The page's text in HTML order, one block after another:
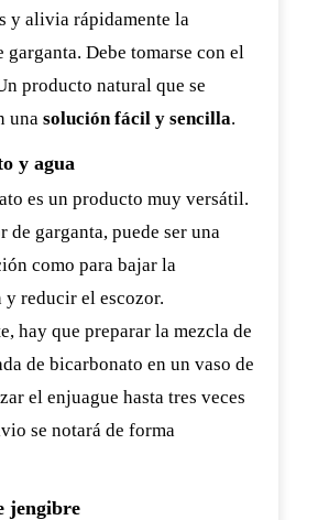
y alivia rápidamente la
Debe tomarse con el
producto natural que se
una solución fácil y sencilla.
y agua
es un producto muy versátil.
de garganta, puede ser una
como para bajar la
reducir el escozor.
hay que preparar la mezcla de
de bicarbonato en un vaso de
el enjuague hasta tres veces
se notará de forma
jengibre